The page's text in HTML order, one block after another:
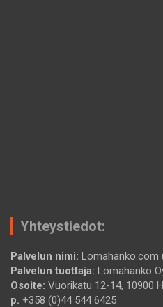
Yhteystiedot:
Palvelun nimi: Lomahanko.com
Palvelun tuottaja: Lomahanko
Osoite: Vuorikatu 12-14, 10900
p. +358 (0)44 544 6425